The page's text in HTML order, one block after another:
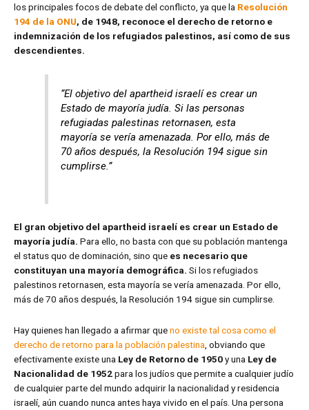
los principales focos de debate del conflicto, ya que la Resolución
194 de la ONU, de 1948, reconoce el derecho de retorno e
indemnización de los refugiados palestinos, así como de sus
descendientes.
“El objetivo del apartheid israelí es crear un
Estado de mayoría judía. Si las personas
refugiadas palestinas retornasen, esta
mayoría se vería amenazada. Por ello, más de
70 años después, la Resolución 194 sigue sin
cumplirse.”
El gran objetivo del apartheid israelí es crear un Estado de
mayoría judía. Para ello, no basta con que su población mantenga
el status quo de dominación, sino que es necesario que
constituyan una mayoría demográfica. Si los refugiados
palestinos retornasen, esta mayoría se vería amenazada. Por ello,
más de 70 años después, la Resolución 194 sigue sin cumplirse.
Hay quienes han llegado a afirmar queno existe tal cosa como el
derecho de retorno para la población palestina , obviando que
efectivamente existe una Ley de Retorno de 1950y una Ley de
Nacionalidad de 1952para los judíos que permite a cualquier judío
de cualquier parte del mundo adquirir la nacionalidad y residencia
israelí, aún cuando nunca antes haya vivido en el país. Una persona